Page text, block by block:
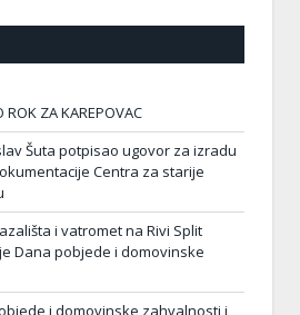
ROK ZA KAREPOVAC
Šuta potpisao ugovor za izradu
Centra za starije
i vatromet na Rivi Split
Dana pobjede i domovinske
i domovinske zahvalnosti i